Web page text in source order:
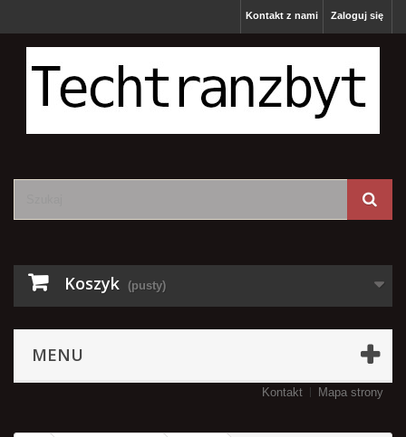
Zaloguj się
Kontakt z nami
Koszyk (pusty)
MENU
Kontakt Mapa strony